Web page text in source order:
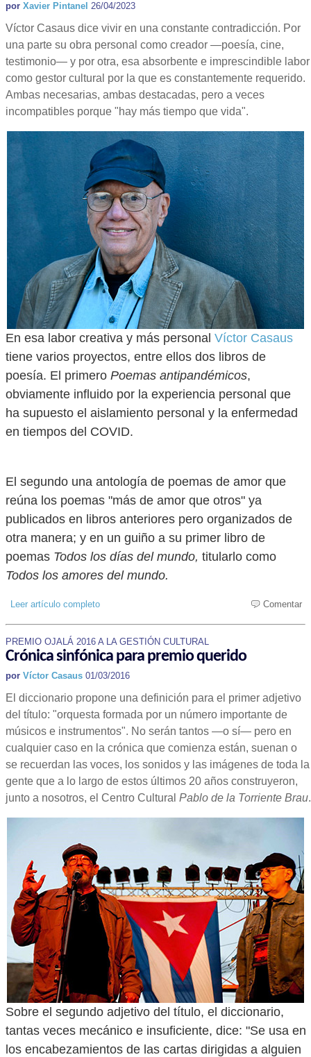
por Xavier Pintanel 26/04/2023
Víctor Casaus dice vivir en una constante contradicción. Por
una parte su obra personal como creador —poesía, cine,
testimonio— y por otra, esa absorbente e imprescindible labor
como gestor cultural por la que es constantemente requerido.
Ambas necesarias, ambas destacadas, pero a veces
incompatibles porque "hay más tiempo que vida".
En esa labor creativa y más personal Víctor Casaus
tiene varios proyectos, entre ellos dos libros de
poesía. El primero Poemas antipandémicos,
obviamente influido por la experiencia personal que
ha supuesto el aislamiento personal y la enfermedad
en tiempos del COVID.
El segundo una antología de poemas de amor que
reúna los poemas "más de amor que otros" ya
publicados en libros anteriores pero organizados de
otra manera; y en un guiño a su primer libro de
poemas Todos los días del mundo, titularlo como
Todos los amores del mundo.
Leer artículo completo Comentar
PREMIO OJALÁ 2016 A LA GESTIÓN CULTURAL
Crónica sinfónica para premio querido
por Víctor Casaus 01/03/2016
El diccionario propone una definición para el primer adjetivo
del título: "orquesta formada por un número importante de
músicos e instrumentos". No serán tantos —o sí— pero en
cualquier caso en la crónica que comienza están, suenan o
se recuerdan las voces, los sonidos y las imágenes de toda la
gente que a lo largo de estos últimos 20 años construyeron,
junto a nosotros, el Centro Cultural Pablo de la Torriente Brau.
Sobre el segundo adjetivo del título, el diccionario,
tantas veces mecánico e insuficiente, dice: "Se usa en
los encabezamientos de las cartas dirigidas a alguien